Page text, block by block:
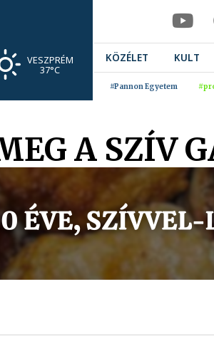
VESZPRÉM
37°C
KÖZÉLET KULT
#Pannon Egyetem
A SZÍV